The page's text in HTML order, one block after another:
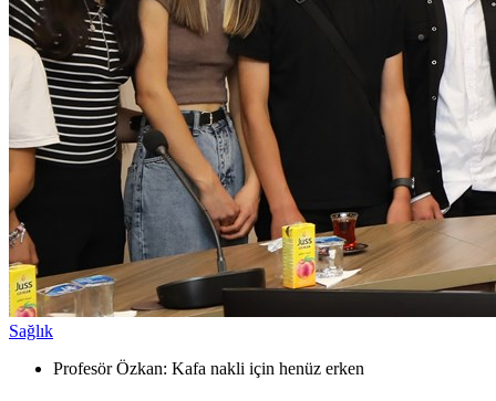
Sağlık
Profesör Özkan: Kafa nakli için henüz erken